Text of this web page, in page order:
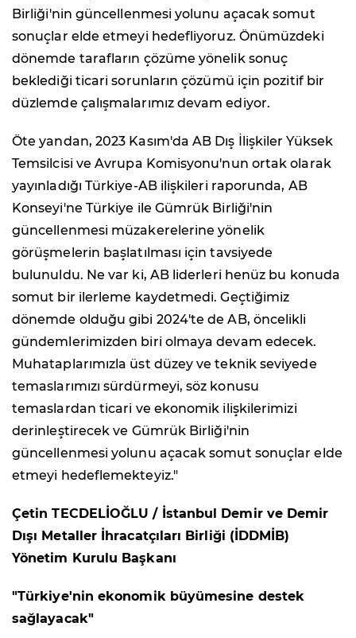
Birliği'nin güncellenmesi yolunu açacak somut
sonuçlar elde etmeyi hedefliyoruz. Önümüzdeki
dönemde tarafların çözüme yönelik sonuç
beklediği ticari sorunların çözümü için pozitif bir
düzlemde çalışmalarımız devam ediyor.
Öte yandan, 2023 Kasım'da AB Dış İlişkiler Yüksek
Temsilcisi ve Avrupa Komisyonu'nun ortak olarak
yayınladığı Türkiye-AB ilişkileri raporunda, AB
Konseyi'ne Türkiye ile Gümrük Birliği'nin
güncellenmesi müzakerelerine yönelik
görüşmelerin başlatılması için tavsiyede
bulunuldu. Ne var ki, AB liderleri henüz bu konuda
somut bir ilerleme kaydetmedi. Geçtiğimiz
dönemde olduğu gibi 2024'te de AB, öncelikli
gündemlerimizden biri olmaya devam edecek.
Muhataplarımızla üst düzey ve teknik seviyede
temaslarımızı sürdürmeyi, söz konusu
temaslardan ticari ve ekonomik ilişkilerimizi
derinleştirecek ve Gümrük Birliği'nin
güncellenmesi yolunu açacak somut sonuçlar elde
etmeyi hedeflemekteyiz."
Çetin TECDELİOĞLU / İstanbul Demir ve Demir
Dışı Metaller İhracatçıları Birliği (İDDMİB)
Yönetim Kurulu Başkanı
"Türkiye'nin ekonomik büyümesine destek
sağlayacak"